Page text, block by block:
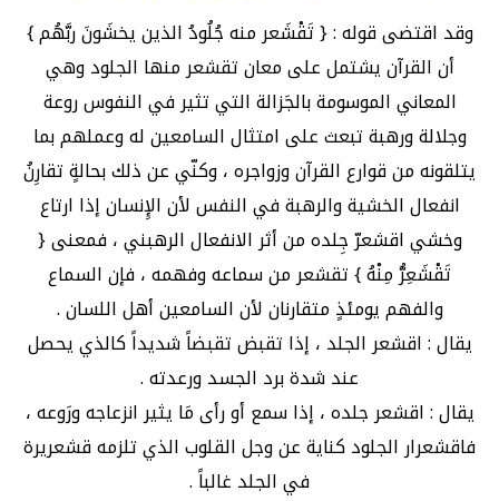
وقد اقتضى قوله : { تَقْشَعر منه جُلُودُ الذين يخشَونَ ربَّهُم }
أن القرآن يشتمل على معان تقشعر منها الجلود وهي
المعاني الموسومة بالجَزالة التي تثير في النفوس روعة
وجلالة ورهبة تبعث على امتثال السامعين له وعملهم بما
يتلقونه من قوارع القرآن وزواجره ، وكنّي عن ذلك بحالةٍ تقارِنُ
انفعال الخشية والرهبة في النفس لأن الإِنسان إذا ارتاع
وخشي اقشعرّ جِلده من أثر الانفعال الرهبني ، فمعنى {
تَقْشَعِرُّ مِنْهُ } تقشعر من سماعه وفهمه ، فإن السماع
والفهم يومئذٍ متقارنان لأن السامعين أهل اللسان .
يقال : اقشعر الجلد ، إذا تقبض تقبضاً شديداً كالذي يحصل
عند شدة برد الجسد ورعدته .
يقال : اقشعر جلده ، إذا سمع أو رأى مَا يثير انزعاجه ورَوعه ،
فاقشعرار الجلود كناية عن وجل القلوب الذي تلزمه قشعريرة
في الجلد غالباً .